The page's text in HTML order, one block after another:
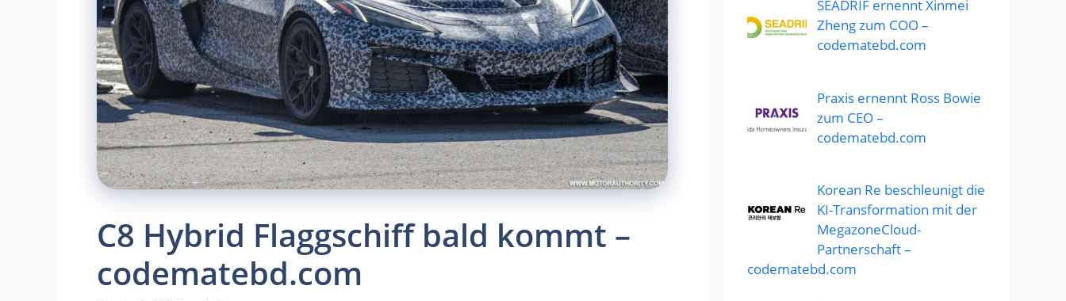
C8 Hybrid Flaggschiff bald kommt –
codematebd.com
SEADRIF ernennt Xinmei
Zheng zum COO –
codematebd.com
Praxis ernennt Ross Bowie
zum CEO –
codematebd.com
Korean Re beschleunigt die
KI-Transformation mit der
MegazoneCloud-
Partnerschaft –
codematebd.com